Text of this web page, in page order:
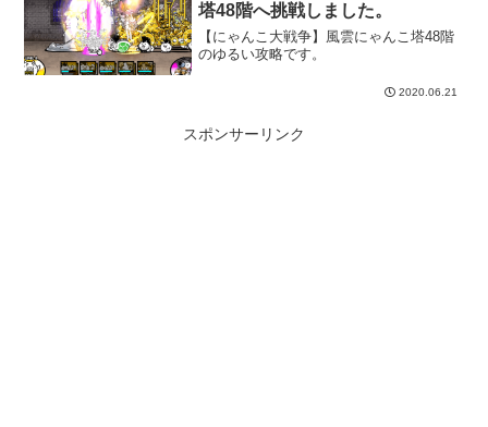
塔48階へ挑戦しました。
【にゃんこ大戦争】風雲にゃんこ塔48階
のゆるい攻略です。
2020.06.21
スポンサーリンク